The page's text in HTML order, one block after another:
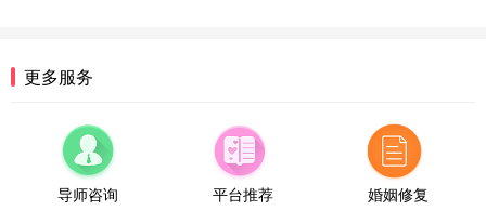
辽宁-大连 176****2843
39分钟前
微信用户 H-孙志远-上海 通过此页面咨询，已获得专
属情感方案
更多服务
导师咨询 平台推荐 婚姻修复